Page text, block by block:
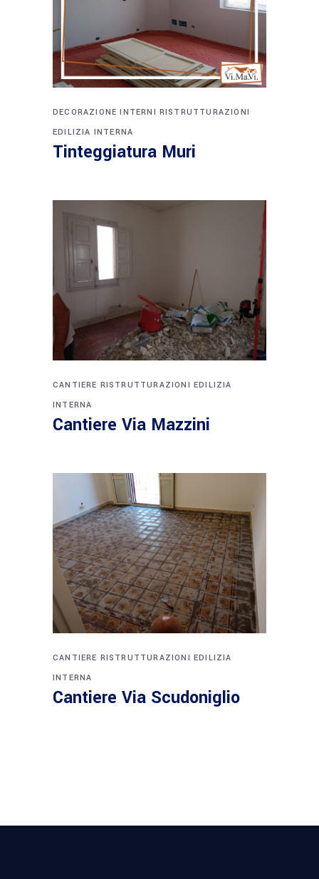
DECORAZIONE INTERNI RISTRUTTURAZIONI
EDILIZIA INTERNA
Tinteggiatura Muri
CANTIERE RISTRUTTURAZIONI EDILIZIA
INTERNA
Cantiere Via Mazzini
CANTIERE RISTRUTTURAZIONI EDILIZIA
INTERNA
Cantiere Via Scudoniglio